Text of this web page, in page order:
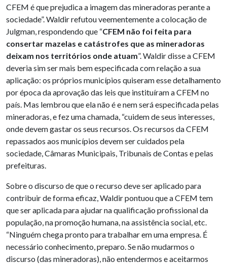
CFEM é que prejudica a imagem das mineradoras perante a
sociedade”. Waldir refutou veementemente a colocação de
Julgman, respondendo que “CFEM não foi feita para
consertar mazelas e catástrofes que as mineradoras
deixam nos territórios onde atuam”. Waldir disse a CFEM
deveria sim ser mais bem especificada com relação a sua
aplicação: os próprios municípios quiseram esse detalhamento
por época da aprovação das leis que instituíram a CFEM no
país. Mas lembrou que ela não é e nem será especificada pelas
mineradoras, e fez uma chamada, “cuidem de seus interesses,
onde devem gastar os seus recursos. Os recursos da CFEM
repassados aos municípios devem ser cuidados pela
sociedade, Câmaras Municipais, Tribunais de Contas e pelas
prefeituras.
Sobre o discurso de que o recurso deve ser aplicado para
contribuir de forma eficaz, Waldir pontuou que a CFEM tem
que ser aplicada para ajudar na qualificação profissional da
população, na promoção humana, na assistência social, etc.
“Ninguém chega pronto para trabalhar em uma empresa. É
necessário conhecimento, preparo. Se não mudarmos o
discurso (das mineradoras), não entendermos e aceitarmos